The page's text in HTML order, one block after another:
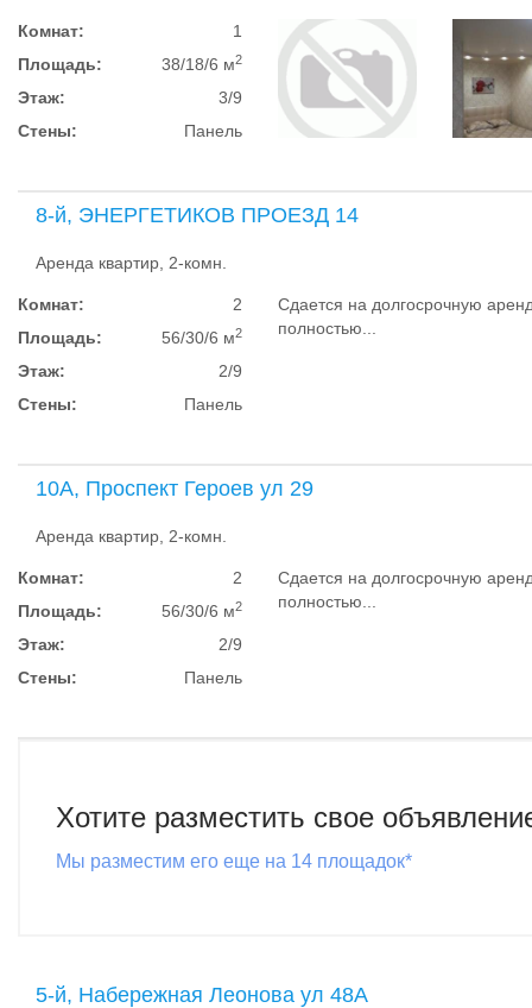
Комнат:
1
Площадь:
38/18/6 м2
Этаж:
3/9
Стены:
Панель
8-й, ЭНЕРГЕТИКОВ ПРОЕЗД 14
Аренда квартир, 2-комн.
Комнат:
2
Площадь:
56/30/6 м2
Этаж:
2/9
Стены:
Панель
Сдается на долгосрочную
полностью...
10А, Проспект Героев ул 29
Аренда квартир, 2-комн.
Комнат:
2
Площадь:
56/30/6 м2
Этаж:
2/9
Стены:
Панель
Сдается на долгосрочную
полностью...
Хотите разместить свое
Мы разместим его еще на 14 площадок*
5-й, Набережная Леонова ул 48А